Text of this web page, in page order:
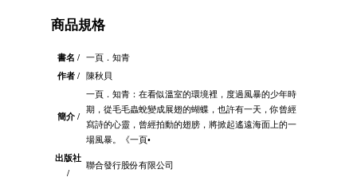
商品規格
書名 /
一頁．知青
作者 /
陳秋貝
簡介 /
一頁．知青：在看似溫室的環境裡，度過風暴的少年時
期，從毛毛蟲蛻變成展翅的蝴蝶，也許有一天，你曾經
寫詩的心靈，曾經拍動的翅膀，將掀起遙遠海面上的一
場風暴。《一頁•
出版社
/
聯合發行股份有限公司